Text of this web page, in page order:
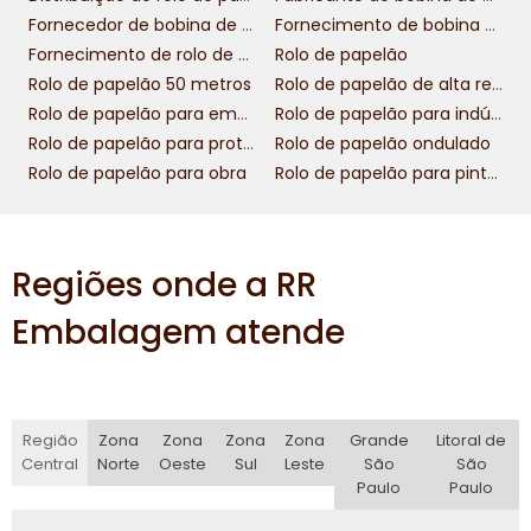
tornam nosso negócio não apenas rentável,
mas também consciente e alinhado com as
expectativas sociais atuais.
ATENDIMENTO
PERSONALIZADO E
LOGÍSTICA EFICIENTE
papelãonão está apenas nos produtos
oferecidos, mas também na relação com os
clientes. Na nossa empresa, prezamos pelo
melhor solução. Nossa equipe está sempre
pronta para auxiliar na escolha da bobina
ideal, levando em consideração critérios
Fornecedor de bobina de papelão
Fornecimento de bobina de papelão
Fornecimento de rolo de papelão para indústria
Rolo de papelão
Rolo de papelão 50 metros
Rolo de papelão de alta resistência para transportes
Rolo de papelão para embalagem personalizada
Rolo de papelão para indústria alimentícia
Rolo de papelão para proteção de produtos
Rolo de papelão ondulado
Rolo de papelão para obra
Rolo de papelão para pintura
Regiões onde a RR
Embalagem atende
Região
Central
Zona
Norte
Zona
Oeste
Zona
Sul
Zona
Leste
Grande
São
Paulo
Litoral de
São
Paulo